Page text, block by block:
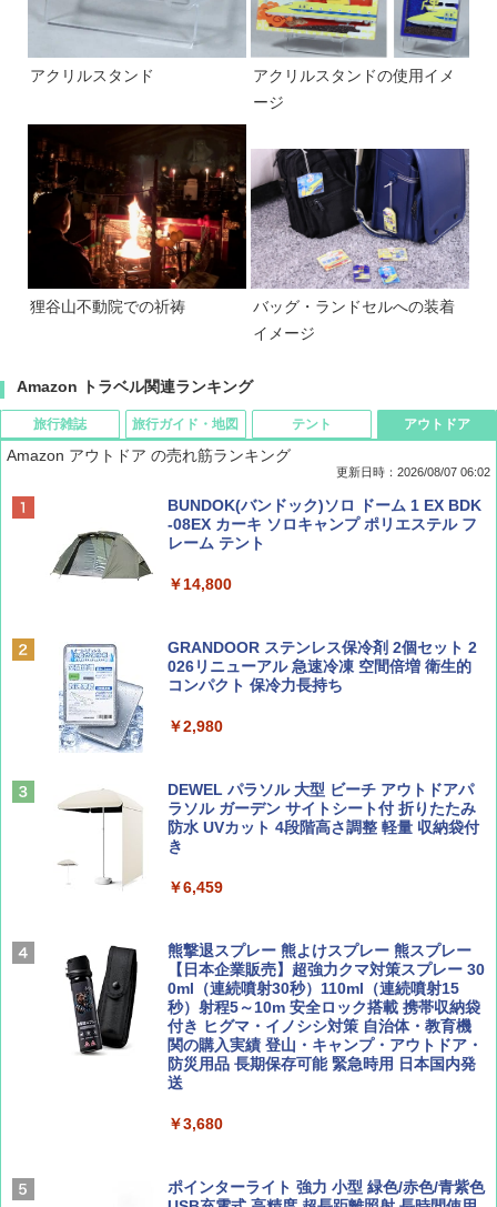
アクリルスタンド
アクリルスタンドの使用イメ
ージ
狸谷山不動院での祈祷
バッグ・ランドセルへの装着
イメージ
Amazon トラベル関連ランキング
旅行雑誌
ディズニーファン ２０２６年 ９月号 [雑
誌] (ＤＩＳＮＥＹ ＦＡＮ)
BE-PAL(ビ-パル) 2026年 9 月号【特別付録:
SOTO ミニマル"旅"財布 ランダム2種】
山と溪谷 2026年8月号「南アルプス大全」
￥1,540
￥1,540
AIRLINE（エアライン）2026年9月号【特
集】ボーイング110周年を祝して！
￥1,760
旅行ガイド・地図
D40 地球の歩き方 チェンマイ タイ北部の魅
力的な町 2026～2027 地球の歩き方D アジア
A09 地球の歩き方 イタリア 2026～2027 地
球の歩き方A ヨーロッパ
地球の歩き方 スター・ウォーズ
￥2,695
ァキア 2026～2027 地球の歩き方A ヨーロッ
パ
￥2,277
新しい日本地理 地図・統計・移動から読み
解く (講談社現代新書)
￥1,540
テント
[キャンパーズコレクション 山善] ポップアッ
プテント 傘みたいに広げて畳める パッとサ
ッとサンシェード キューブ フルクローズ メ
&ハイキング カーキ PATC-150(KH)
PYKES PEAK (パイクスピーク) 着替えテン
人用 折りたたみ 防災グッズ 災害用トイレ ビ
￥4,980
テント ワンタッチ RENEW 幅200 2-3人用 43
￥5,999
[キャンパーズコレクション 山善] 傘みたいに
広げるだけ パッとサッとテント ブラックコ
ーティング フルクローズ メッシュ 3-4人用
簡単設置 ポップアップテント エクルベージ
ュ(BC仕様) PATC-150B(EB)
￥9,990
[キャンパーズコレクション 山善] 傘みたいに
アウトドア
Amazon アウトドア の売れ筋ランキング
更新日時：2026/08/07 06:02
BUNDOK(バンドック)ソロ ドーム 1 EX BDK
-08EX カーキ ソロキャンプ ポリエステル フ
レーム テント
￥14,800
GRANDOOR ステンレス保冷剤 2個セット 2
026リニューアル 急速冷凍 空間倍増 衛生的
コンパクト 保冷力長持ち
￥2,980
DEWEL パラソル 大型 ビーチ アウトドアパ
ラソル ガーデン サイトシート付 折りたたみ
防水 UVカット 4段階高さ調整 軽量 収納袋付
き
￥6,459
熊撃退スプレー 熊よけスプレー 熊スプレー
【日本企業販売】超強力クマ対策スプレー 30
0ml（連続噴射30秒）110ml（連続噴射15
秒）射程5～10m 安全ロック搭載 携帯収納袋
付き ヒグマ・イノシシ対策 自治体・教育機
関の購入実績 登山・キャンプ・アウトドア・
防災用品 長期保存可能 緊急時用 日本国内発
送
￥3,680
ポインターライト 強力 小型 緑色/赤色/青紫色